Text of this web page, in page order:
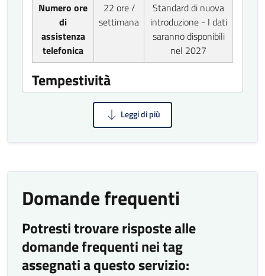
Numero ore
di
assistenza
telefonica
22 ore /
settimana
Standard di nuova
introduzione - I dati
saranno disponibili
nel 2027
Tempestività
Valore
garantito
Risultati raggiunti
Tempo di
richiesta
videochiamata
telefonicamente
all'uffico
In tempo
100%
Tempo per
Entro 30
Domande frequenti
Potresti trovare risposte alle
domande frequenti nei tag
assegnati a questo servizio: